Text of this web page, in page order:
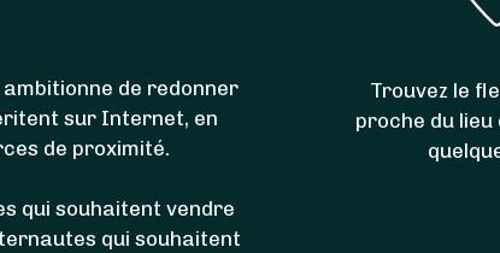
de redonner
sur Internet, en
de proximité.
qui souhaitent vendre
qui souhaitent
Trouvez le
proche du lieu